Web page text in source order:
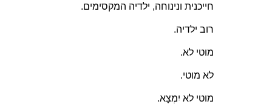
חייכנית ונינוחה, ילדיה המקסימים.
רוב ילדיה.
מוטי לא.
לא מוטי.
מוטי לא יִמְצָא.